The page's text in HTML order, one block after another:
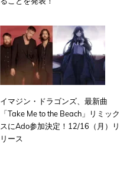
イマジン・ドラゴンズ、最新曲
「Take Me to the Beach」リミック
スにAdo参加決定！12/16（月）リ
リース